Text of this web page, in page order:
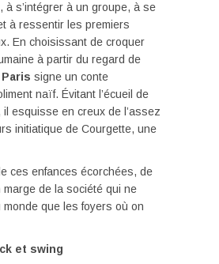
à s’intégrer à un groupe, à se
à ressentir les premiers
En choisissant de croquer
à partir du regard de
signe un conte
naïf. Évitant l’écueil de
il esquisse en creux de l’assez
initiatique de Courgette, une
ces enfances écorchées, de
de la société qui ne
que les foyers où on
et swing